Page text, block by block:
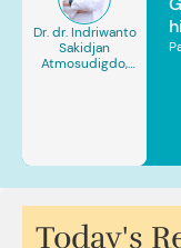
Dr. dr. Indriwanto
Sakidjan
Atmosudigdo,
Today's